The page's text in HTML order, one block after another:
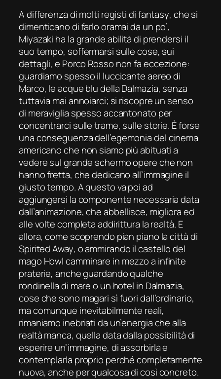
A differenza di molti registi difantasy, che si
dimenticano di farlo oramai da un po’,
Miyazaki ha la grande abilità di prendersi il
suo tempo, soffermarsi sulle cose, sui
dettagli, e Porco Rosso non fa eccezione:
guardiamo spesso il luccicante aereo di
Marco, le acque blu della Dalmazia, senza
tuttavia mai annoiarci; si riscopre un senso
di meraviglia spesso accantonato per
concentrarci sulle trame, sulle storie. È forse
una conseguenza dell’egemonia del cinema
americano che non siamo più abituati a
vedere sul grande schermo opere che non
hanno fretta, che dedicano all’immagine il
giusto tempo. A questo va poi ad
aggiungersi la componente necessaria data
dall’animazione, che abbellisce, migliora ed
alle volte completa addirittura la realtà. E
allora, come scoprendo pian piano la città di
Spirited Away, o ammirando il castello del
mago Howl camminare in mezzo a infinite
praterie, anche guardando qualche
rondinella di mare o un hotel in Dalmazia,
cose che sono magari sì fuori dall’ordinario,
ma comunque inevitabilmente reali,
rimaniamo inebriati da un’energia che alla
realtà manca, quella data dalla possibilità di
esperire un’immagine, di assorbirla e
contemplarla proprio perché completamente
nuova, anche per qualcosa di così concreto.